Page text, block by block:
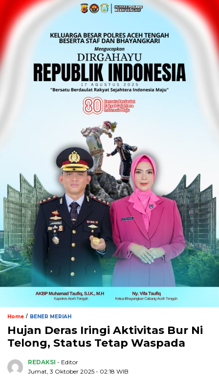
Home / BENER MERIAH
Hujan Deras Iringi Aktivitas Bur Ni
Telong, Status Tetap Waspada
REDAKSI - Editor
Jumat, 3 Oktober 2025 - 02:18 WIB